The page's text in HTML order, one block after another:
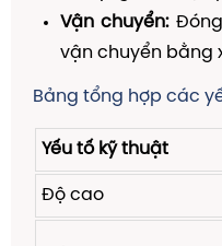
Vận chuyển:Đóng
vận chuyển bằng
Bảng tổng hợp các
Yếu tố kỹ thuật
Độ cao